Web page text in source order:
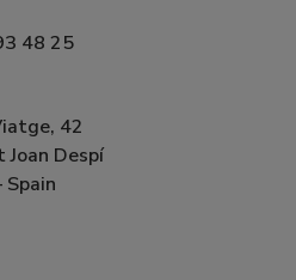
48 25
42
Despí
Spain